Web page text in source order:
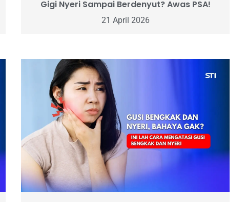
Gigi Nyeri Sampai Berdenyut? Awas PSA!
21 April 2026